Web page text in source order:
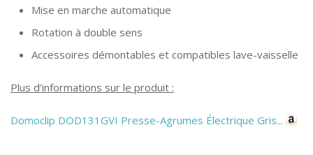
Mise en marche automatique
Rotation à double sens
Accessoires démontables et compatibles lave-vaisselle
Plus d’informations sur le produit :
Domoclip DOD131GVI Presse-Agrumes Électrique Gris...